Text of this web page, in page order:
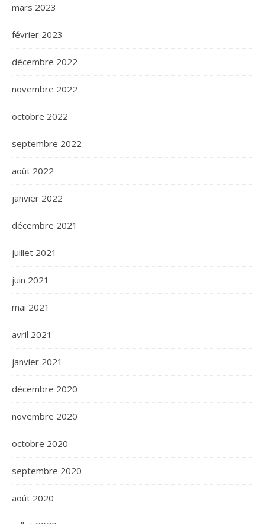
mars 2023
février 2023
décembre 2022
novembre 2022
octobre 2022
septembre 2022
août 2022
janvier 2022
décembre 2021
juillet 2021
juin 2021
mai 2021
avril 2021
janvier 2021
décembre 2020
novembre 2020
octobre 2020
septembre 2020
août 2020